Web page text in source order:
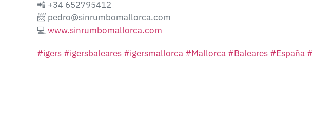
📲 +34 652795412
📨 pedro@sinrumbomallorca.com
💻www.sinrumbomallorca.com
#igers #igersbaleares #igersmallorca #Mallorca #Baleares #España #